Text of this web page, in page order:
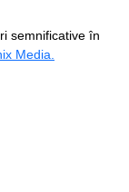
semnificative în
Media.